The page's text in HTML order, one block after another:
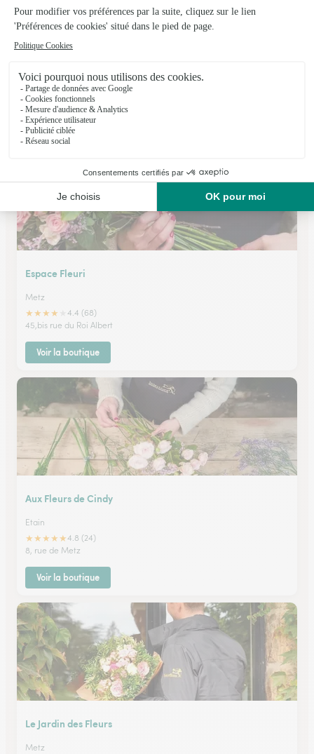
L’amour des Fleurs
Thionville
★★★★★4.9 (631)
63 Avenue Comte de Bertier
Voir la boutique
Espace Fleuri
Metz
★★★★
4.4 (68)
45,bis rue du Roi Albert
Voir la boutique
Aux Fleurs de Cindy
Etain
★★★★★4.8 (24)
8, rue de Metz
Voir la boutique
Le Jardin des Fleurs
Metz